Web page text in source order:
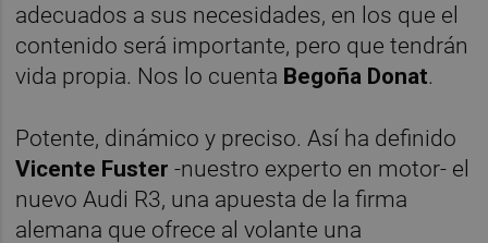
adecuados a sus necesidades, en los que el
contenido será importante, pero que tendrán
vida propia. Nos lo cuenta Begoña Donat.
Potente, dinámico y preciso. Así ha definido
Vicente Fuster -nuestro experto en motor- el
nuevo Audi R3, una apuesta de la firma
alemana que ofrece al volante una